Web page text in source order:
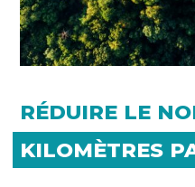
RÉDUIRE LE
KILOMÈTRES